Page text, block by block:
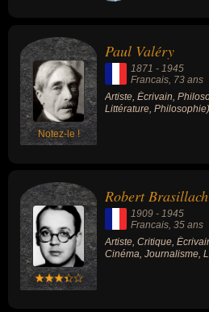
Notez-le !
Paul Valéry
1871 - 1945
Francais , 73 ans
Artiste, Écrivain,
Littérature, Philosophie).
Robert Brasillach
1909 - 1945
Francais, 35 ans
Artiste, Critique,
Cinéma, Journalisme,